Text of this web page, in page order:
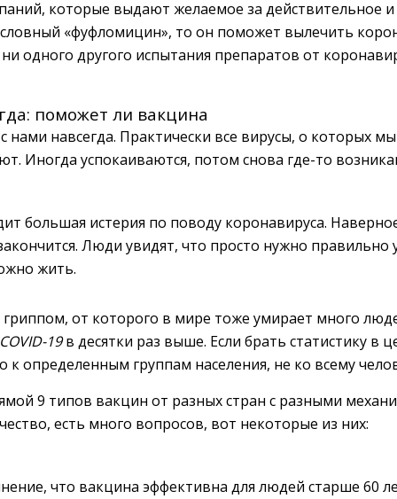
которые выдают желаемое за действительное
«фуфломицин», то он поможет вылечить
одного другого испытания препаратов от
поможет ли вакцина
нами навсегда. Практически все вирусы, о которых
Иногда успокаиваются, потом снова где-то
большая истерия по поводу коронавируса.
Люди увидят, что просто нужно
жить.
гриппом, от которого в мире тоже умирает много
COVID-19в десятки раз выше. Если брать статистику в
к определенным группам населения, не ко всему
9 типов вакцин от разных стран с разными
есть много вопросов, вот некоторые из них:
что вакцина эффективна для людей старше 60